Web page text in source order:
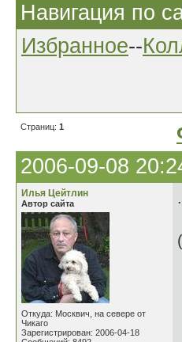
Навигация по
Избранное--
Страниц: 1
2006-09-08
Илья Цейтлин
Автор сайта
Откуда: Москвич, на севере от
Чикаго
Зарегистрирован: 2006-04-18